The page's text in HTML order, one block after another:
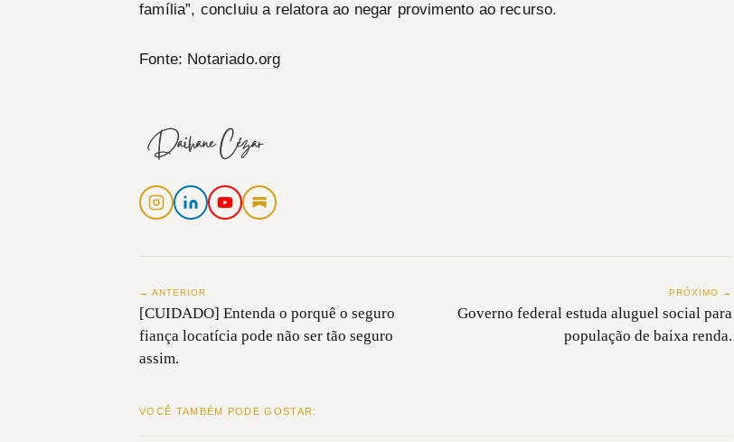
família”, concluiu a relatora ao negar provimento ao recurso.
Fonte: Notariado.org
← ANTERIOR
[CUIDADO] Entenda o porquê o seguro
fiança locatícia pode não ser tão seguro
assim.
PRÓXIMO →
Governo federal estuda aluguel social para
população de baixa renda.
VOCÊ TAMBÉM PODE GOSTAR: